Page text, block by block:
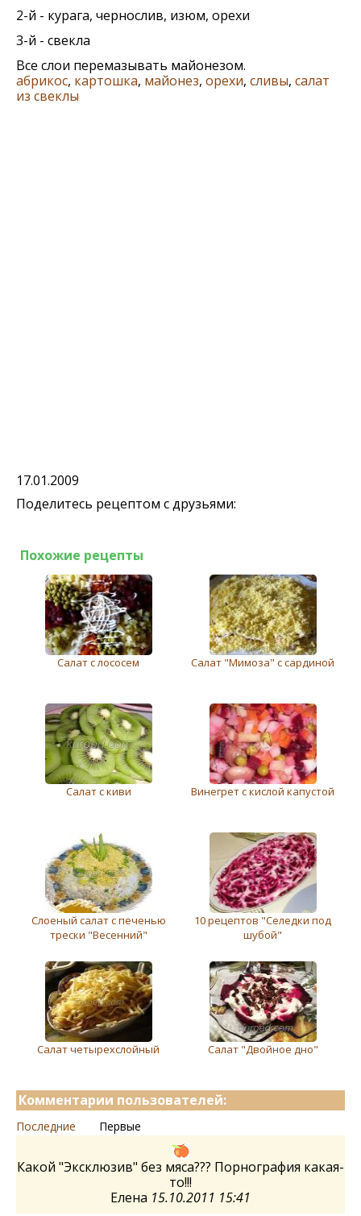
2-й - курага, чернослив, изюм, орехи
3-й - свекла
Все слои перемазывать майонезом.
абрикос, картошка, майонез, орехи, сливы, салат
из свеклы
17.01.2009
Поделитесь рецептом с друзьями:
Похожие рецепты
Салат с лососем Салат "Мимоза" с сардиной
Салат с киви Винегрет с кислой капустой
Слоеный салат с печенью
трески "Весенний"
10 рецептов "Селедки под
шубой"
Салат четырехслойный Салат "Двойное дно"
Комментарии пользователей:
Последние Первые
Какой "Эксклюзив" без мяса??? Порнография какая-
то!!!
Елена 15.10.2011 15:41